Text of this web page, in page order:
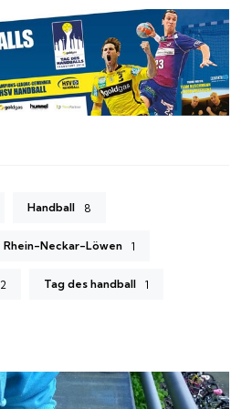
Handball 8
Rhein-Neckar-Löwen 1
2 Tag des handball 1